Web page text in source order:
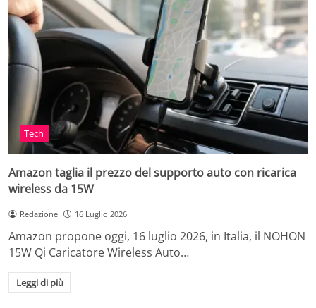
Tech
Amazon taglia il prezzo del supporto auto con ricarica
wireless da 15W
Redazione 16 Luglio 2026
Amazon propone oggi, 16 luglio 2026, in Italia, il NOHON
15W Qi Caricatore Wireless Auto…
Leggi di più